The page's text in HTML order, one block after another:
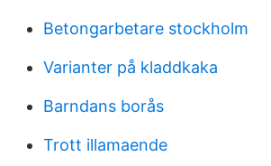
Betongarbetare stockholm
Varianter på kladdkaka
Barndans borås
Trott illamaende